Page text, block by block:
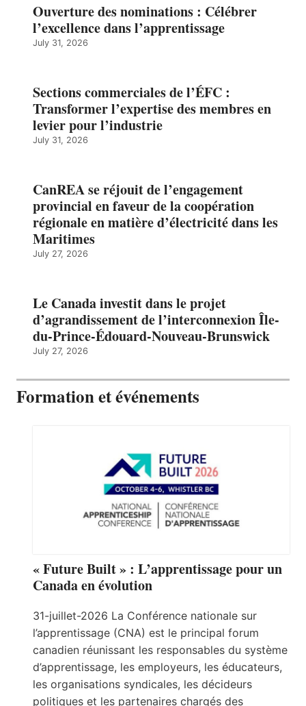
Ouverture des nominations : Célébrer
l’excellence dans l’apprentissage
July 31, 2026
Sections commerciales de l’ÉFC :
Transformer l’expertise des membres en
levier pour l’industrie
July 31, 2026
CanREA se réjouit de l’engagement
provincial en faveur de la coopération
régionale en matière d’électricité dans les
Maritimes
July 27, 2026
Le Canada investit dans le projet
d’agrandissement de l’interconnexion Île-
du-Prince-Édouard-Nouveau-Brunswick
July 27, 2026
Formation et événements
« Future Built » : L’apprentissage pour un
Canada en évolution
31-juillet-2026 La Conférence nationale sur
l’apprentissage (CNA) est le principal forum
canadien réunissant les responsables du système
d’apprentissage, les employeurs, les éducateurs,
les organisations syndicales, les décideurs
politiques et les partenaires chargés des